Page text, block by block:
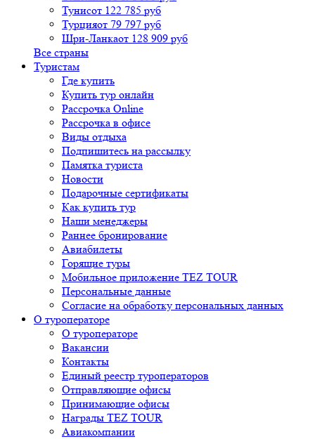
Тунисот 122 785 руб
Турцияот 79 797 руб
Шри-Ланкаот 128 909 руб
Все страны
Туристам
Где купить
Купить тур онлайн
Рассрочка Online
Рассрочка в офисе
Виды отдыха
Подпишитесь на рассылку
Памятка туриста
Новости
Подарочные сертификаты
Как купить тур
Наши менеджеры
Раннее бронирование
Авиабилеты
Горящие туры
Мобильное приложение TEZ TOUR
Персональные данные
Согласие на обработку персональных данных
О туроператоре
О туроператоре
Вакансии
Контакты
Единый реестр туроператоров
Отправляющие офисы
Принимающие офисы
Награды TEZ TOUR
Авиакомпании